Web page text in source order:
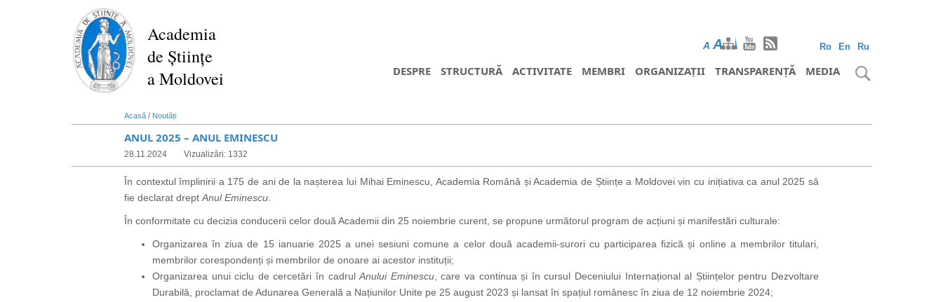
Academia
de Științe
a Moldovei
Ro En Ru
A AA
DESPRE STRUCTURĂ ACTIVITATE MEMBRI ORGANIZAȚII TRANSPARENȚĂ MEDIA
Acasă / Noutăți
ANUL 2025 – ANUL EMINESCU
28.11.2024 Vizualizări: 1332
În contextul împlinirii a 175 de ani de la nașterea lui Mihai Eminescu, Academia Română și Academia de Științe a Moldovei vin cu inițiativa ca anul 2025 să
fie declarat drept Anul Eminescu
În conformitate cu decizia conducerii celor două Academii din 25 noiembrie curent, se propune următorul program de acțiuni și manifestări culturale:
Organizarea în ziua de 15 ianuarie 2025 a unei sesiuni comune a celor două academii-surori cu participarea fizică și online a membrilor titulari,
membrilor corespondenți și membrilor de onoare ai acestor instituții;
Organizarea unui ciclu de cercetări în cadrulAnului Eminescu, care va continua și în cursul Deceniului Internațional al Științelor pentru Dezvoltare
Durabilă, proclamat de Adunarea Generală a Națiunilor Unite pe 25 august 2023 și lansat în spațiul românesc în ziua de 12 noiembrie 2024;